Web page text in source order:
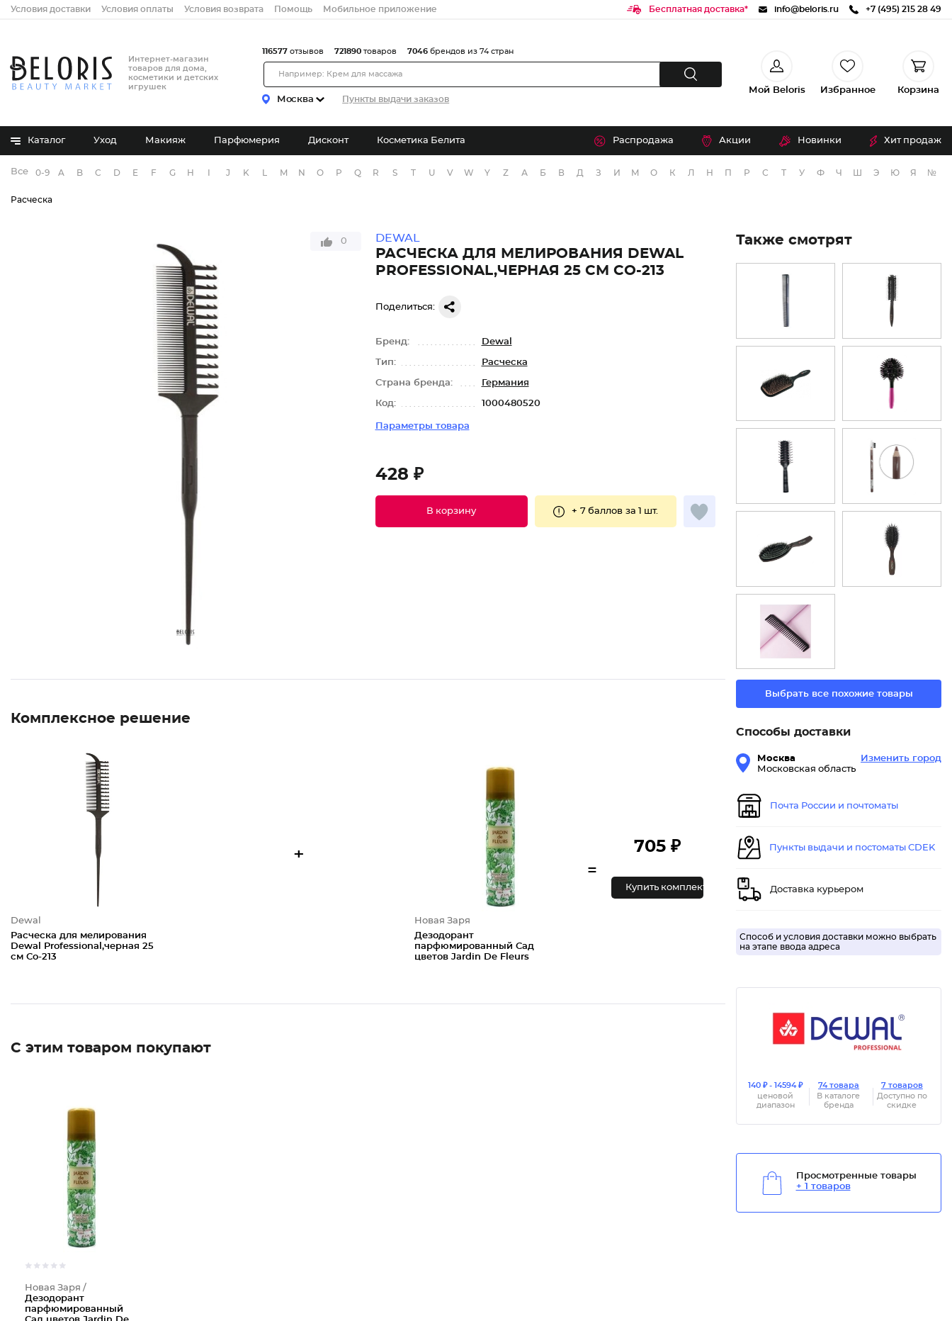
Условия доставки Условия оплаты Условия возврата Помощь Мобильное приложение Бесплатная доставка* info@beloris.ru +7 (495) 215 28 49
Интернет-магазин
товаров для дома,
косметики и детских
игрушек
Москва Пункты выдачи заказов
116577 отзывов 721890 товаров 7046 брендов из 74 стран
Мой Beloris Избранное Корзина
Каталог Уход Макияж Парфюмерия Дисконт Косметика Белита Распродажа Акции Новинки Хит продаж
Все бренды
0-9 A B C D E F G H J K M N O P Q R S T U V W Y Z А Б В Д З И М О К Л Н П Р С Т У Ф Ч Э Ю Я №
Расческа
0 DEWAL
РАСЧЕСКА ДЛЯ МЕЛИРОВАНИЯ DEWAL
PROFESSIONAL,ЧЕРНАЯ 25 СМ CO-213
Поделиться:
Бренд: Dewal
Тип: Расческа
Страна бренда: Германия
Код: 1000480520
Параметры товара
428 ₽
В корзину + 7 баллов за 1 шт.
Комплексное решение
Dewal
Расческа для мелирования
Dewal Professional,черная 25
см Co-213
+
Новая Заря
Дезодорант
парфюмированный Сад
цветов Jardin De Fleurs
=
705 ₽
Купить комплект
С этим товаром покупают
Новая Заря /
Дезодорант
парфюмированный
Также смотрят
Выбрать все похожие товары
Способы доставки
Москва
Московская область
Изменить город
Почта России и почтоматы
Пункты выдачи и постоматы CDEK
Доставка курьером
Способ и условия доставки можно выбрать
на этапе ввода адреса
140 ₽ - 14594 ₽
ценовой
диапазон
74 товара
В каталоге
бренда
7 товаров
Доступно по
скидке
Просмотренные товары
+ 1 товаров